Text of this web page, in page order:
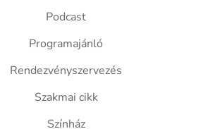
Podcast
Programajánló
Rendezvényszervezés
Szakmai cikk
Színház